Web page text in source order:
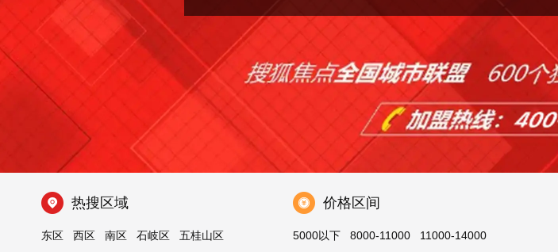
热搜区域
东区 西区 南区 石岐区
五桂山区
价格区间
5000以下 8000-11000
11000-14000